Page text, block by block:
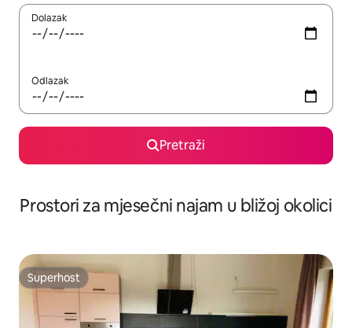
Dolazak
Odlazak
Pretraži
Prostori za mjesečni najam u bližoj okolici
Superhost
Superhost